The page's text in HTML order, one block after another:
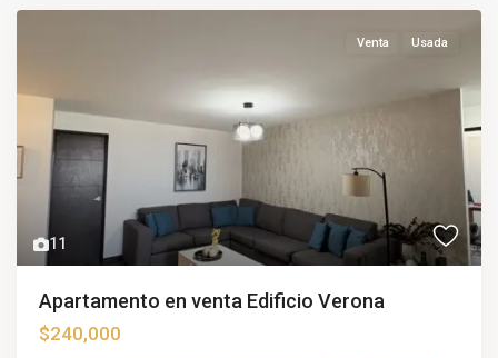
11
Venta Usada
Apartamento en venta Edificio Verona
$240,000